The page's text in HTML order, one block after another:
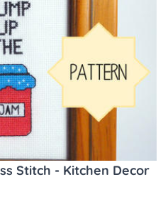
Stitch - Kitchen Decor